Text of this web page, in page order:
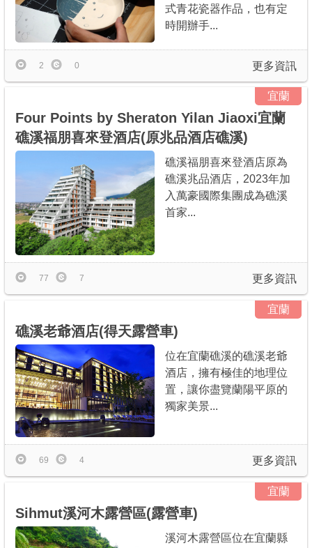
式青花瓷器作品，也有定
時開辦手...
更多資訊
2 0
宜蘭
Four Points by Sheraton Yilan Jiaoxi宜蘭
礁溪福朋喜來登酒店(原兆品酒店礁溪)
礁溪福朋喜來登酒店原為
礁溪兆品酒店，2023年加
入萬豪國際集團成為礁溪
首家...
更多資訊
77 7
宜蘭
礁溪老爺酒店(得天露營車)
位在宜蘭礁溪的礁溪老爺
酒店，擁有極佳的地理位
置，讓你盡覽蘭陽平原的
獨家美景...
更多資訊
69 4
宜蘭
Sihmut溪河木露營區(露營車)
溪河木露營區位在宜蘭縣